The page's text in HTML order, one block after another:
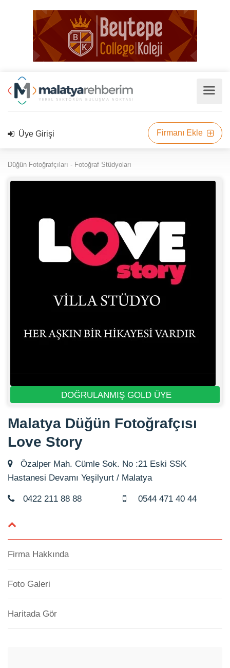
Üye Girişi Firmanı Ekle
Düğün Fotoğrafçıları - Fotoğraf Stüdyoları
DOĞRULANMIŞ GOLD ÜYE
Malatya Düğün Fotoğrafçısı
Love Story
Özalper Mah. Cümle Sok. No :21 Eski SSK
Hastanesi Devamı Yeşilyurt / Malatya
0422 211 88 88 0544 471 40 44
Firma Hakkında
Foto Galeri
Haritada Gör